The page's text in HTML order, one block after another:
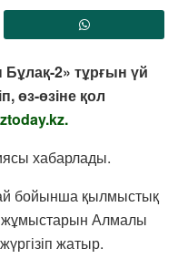
2» тұрғын үй
өз-өзіне қол
.
хабарлады.
бойынша қылмыстық
жұмыстарын Алмалы
жатыр.